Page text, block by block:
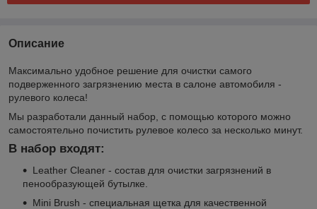
Описание
Максимально удобное решение для очистки самого
подверженного загрязнению места в салоне автомобиля -
рулевого колеса!
Мы разработали данный набор, с помощью которого можно
самостоятельно почистить рулевое колесо за несколько минут.
В набор входят:
Leather Cleaner - состав для очистки загрязнений в
пенообразующей бутылке.
Mini Brush - cпециальная щетка для качественной